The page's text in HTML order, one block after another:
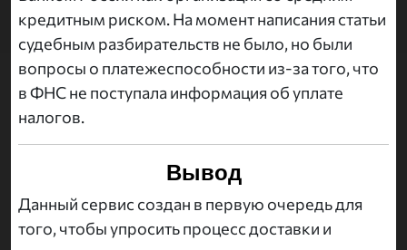
кредитным риском. На момент написания статьи
судебным разбирательств не было, но были
вопросы о платежеспособности из-за того, что
в ФНС не поступала информация об уплате
налогов.
Вывод
Данный сервис создан в первую очередь для
того, чтобы упросить процесс доставки и